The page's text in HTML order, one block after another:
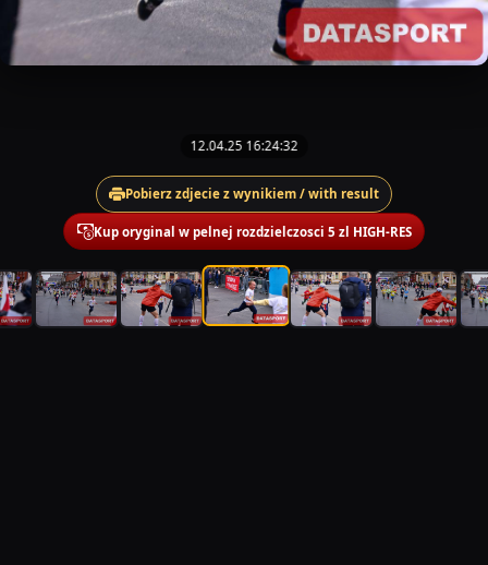
12.04.25 16:24:32
Pobierz zdjecie z wynikiem / with result
Kup oryginal w pelnej rozdzielczosci 5 zl HIGH-RES